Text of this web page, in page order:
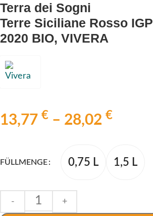
Terra dei Sogni
Terre Siciliane Rosso IGP
2020 BIO, VIVERA
13,77 € – 28,02 €
FÜLLMENGE 0,75 L 1,5 L